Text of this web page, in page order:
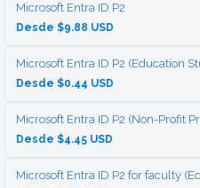
Microsoft Entra ID P2
Desde $9.88 USD
Microsoft Entra ID P2 (Education
Desde $0.44 USD
Microsoft Entra ID P2 (Non-Profit
Desde $4.45 USD
Microsoft Entra ID P2 for faculty